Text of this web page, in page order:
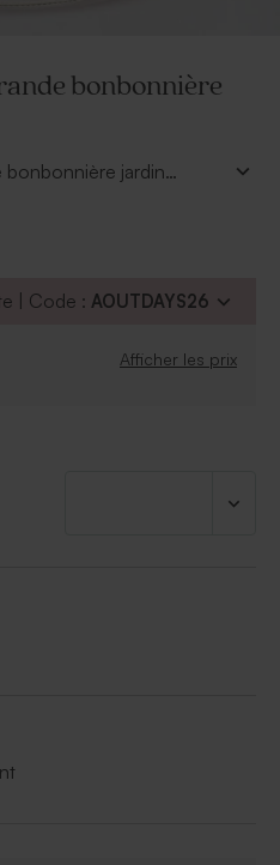
bonbonnière
bonbonnière jardin
directement dans
et oui le champêtre
| Code : AOUTDAYS26
Afficher les prix